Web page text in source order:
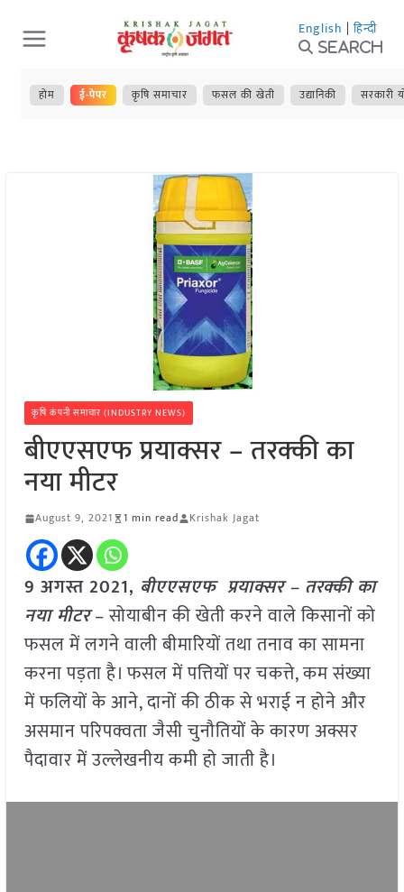
Skip
to
content
English | हिन्दी
Search
होम ई-पेपर कृषि समाचार फसल की खेती उद्यानिकी सरकारी
कृषि कंपनी समाचार (INDUSTRY NEWS)
बीएएसएफ प्रयाक्सर – तरक्की का
नया मीटर
August 9, 2021 1 min read Krishak Jagat
9 अगस्त 2021, बीएएसएफ प्रयाक्सर – तरक्की का
नया मीटर– सोयाबीन की खेती करने वाले किसानों को
फसल में लगने वाली बीमारियों तथा तनाव का सामना
करना पड़ता है। फसल में पत्तियों पर चकत्ते, कम संख्या
में फलियों के आने, दानों की ठीक से भराई न होने और
असमान परिपक्वता जैसी चुनौतियों के कारण अक्सर
पैदावार में उल्लेखनीय कमी हो जाती है।